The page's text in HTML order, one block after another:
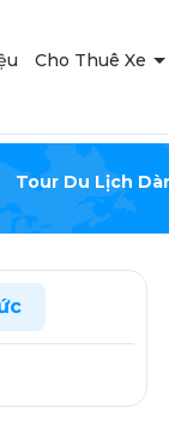
Cho Thuê Xe
Tour Du Lịch